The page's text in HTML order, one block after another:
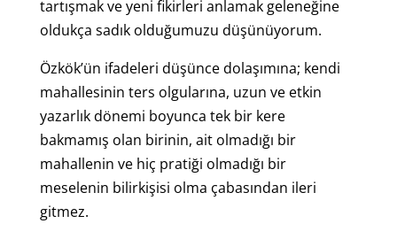
tartışmak ve yeni fikirleri anlamak geleneğine
oldukça sadık olduğumuzu düşünüyorum.
Özkök’ün ifadeleri düşünce dolaşımına; kendi
mahallesinin ters olgularına, uzun ve etkin
yazarlık dönemi boyunca tek bir kere
bakmamış olan birinin, ait olmadığı bir
mahallenin ve hiç pratiği olmadığı bir
meselenin bilirkişisi olma çabasından ileri
gitmez.